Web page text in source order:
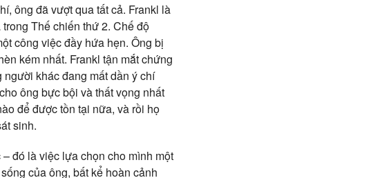
ông đã vượt qua tất cả. Frankl là
Thế chiến thứ 2. Chế độ
công việc đầy hứa hẹn. Ông bị
kém nhất. Frankl tận mắt chứng
khác đang mất dần ý chí
ông bực bội và thất vọng nhất
để được tồn tại nữa, và rồi họ
sinh.
đó là việc lựa chọn cho mình một
của ông, bất kể hoàn cảnh